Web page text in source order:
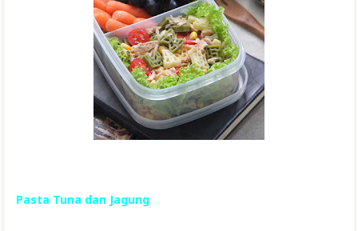
Pasta Tuna dan Jagung